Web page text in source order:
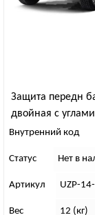
Защита передн
двойная с
рест (ППК)
Внутренний код
Статус Нет в
Артикул UZP-
Вес 12 (кг)